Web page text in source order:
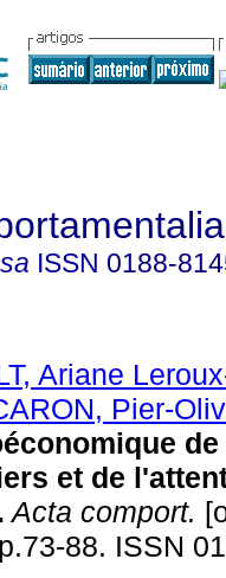
ISSN 0188-
Ariane
Pier-
et de
Acta comport.
88. ISSN